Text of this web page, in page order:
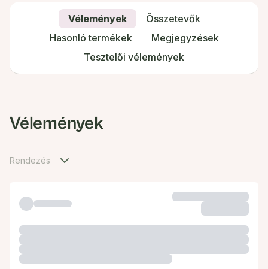
Vélemények
Összetevők
Hasonló termékek
Megjegyzések
Tesztelői vélemények
Vélemények
Rendezés